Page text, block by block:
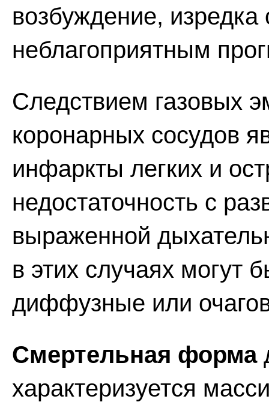
возбуждение,
неблагоприятным
Следствием газовых
коронарных сосудов
инфаркты легких и
недостаточность с
выраженной
в этих случаях могут
диффузные или
Смертельная форма
характеризуется